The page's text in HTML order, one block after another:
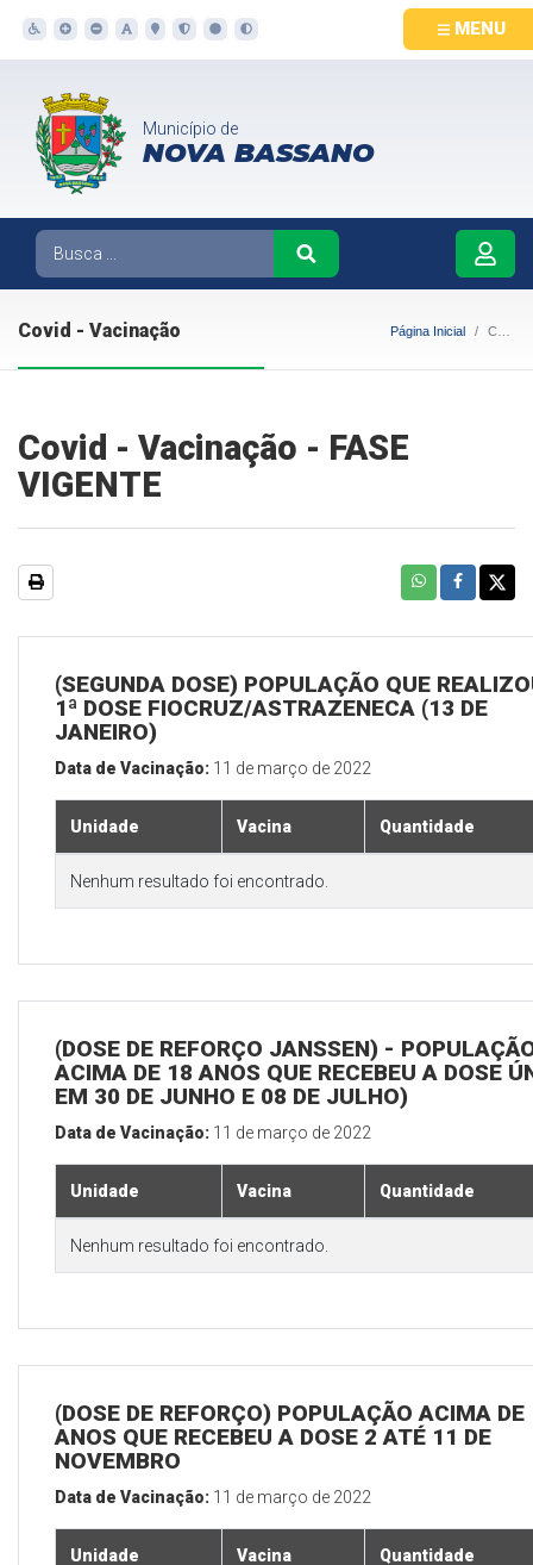
MENU
Município de
NOVA BASSANO
Covid - Vacinação Página Inicial Covid - Vacinação
Covid - Vacinação - FASE
VIGENTE
(SEGUNDA DOSE) POPULAÇÃO QUE
1ª DOSE FIOCRUZ/ASTRAZENECA (13 DE
JANEIRO)
Data de Vacinação: 11 de março de 2022
Unidade Vacina Quantidade
Nenhum resultado foi encontrado.
(DOSE DE REFORÇO JANSSEN) -
ACIMA DE 18 ANOS QUE RECEBEU A DOSE
EM 30 DE JUNHO E 08 DE JULHO)
Data de Vacinação: 11 de março de 2022
Unidade Vacina Quantidade
Nenhum resultado foi encontrado.
(DOSE DE REFORÇO) POPULAÇÃO ACIMA DE
ANOS QUE RECEBEU A DOSE 2 ATÉ 11 DE
NOVEMBRO
Data de Vacinação: 11 de março de 2022
Unidade Vacina Quantidade